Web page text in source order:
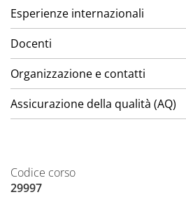
Esperienze internazionali
Docenti
Organizzazione e contatti
Assicurazione della qualità (AQ)
Codice corso
29997